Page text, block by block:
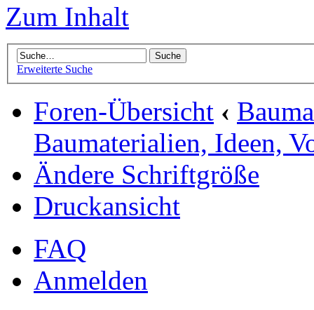
Zum Inhalt
Erweiterte Suche
Foren-Übersicht ‹
Baumaterialien, Ideen,
Ändere Schriftgröße
Druckansicht
FAQ
Anmelden